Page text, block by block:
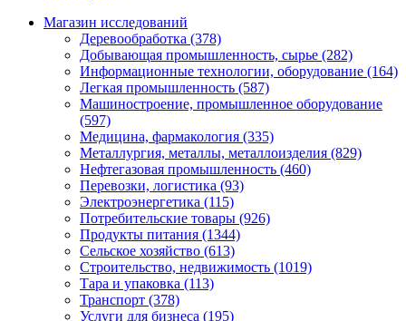
Магазин исследований
Деревообработка (378)
Добывающая промышленность, сырье (282)
Информационные технологии, оборудование (164)
Легкая промышленность (587)
Машиностроение, промышленное оборудование
(597)
Медицина, фармакология (335)
Металлургия, металлы, металлоизделия (829)
Нефтегазовая промышленность (460)
Перевозки, логистика (93)
Электроэнергетика (115)
Потребительские товары (926)
Продукты питания (1344)
Сельское хозяйство (613)
Строительство, недвижимость (1019)
Тара и упаковка (113)
Транспорт (378)
Услуги для бизнеса (195)